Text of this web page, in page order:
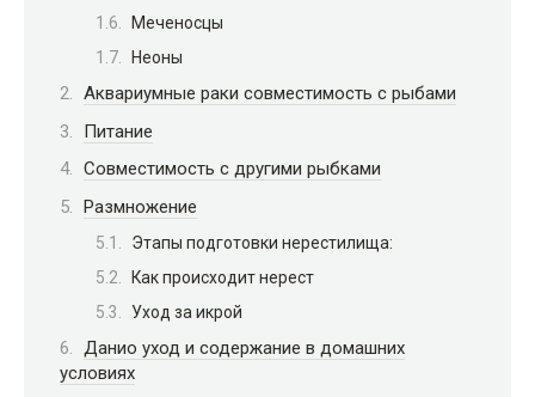
Меченосцы
Неоны
Аквариумные раки совместимость с рыбами
Питание
Совместимость с другими рыбками
Размножение
Этапы подготовки нерестилища:
Как происходит нерест
Уход за икрой
Данио уход и содержание в домашних
условиях